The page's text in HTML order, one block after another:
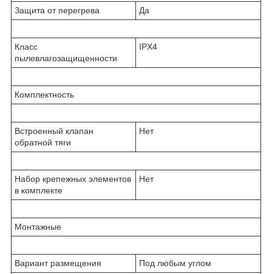
Защита от перегрева Да
Класс
пылевлагозащищенности
IPX4
Комплектность
Встроенный клапан
обратной тяги
Нет
Набор крепежных элементов
в комплекте
Нет
Монтажные
Вариант размещения Под любым углом